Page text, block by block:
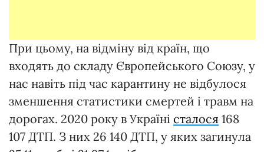
При цьому, на відміну від країн, що
входять до складу Європейського Союзу, у
нас навіть під час карантину не відбулося
зменшення статистики смертей і травм на
дорогах. 2020 року в Україні сталося 168
107 ДТП. З них 26 140 ДТП, у яких загинула